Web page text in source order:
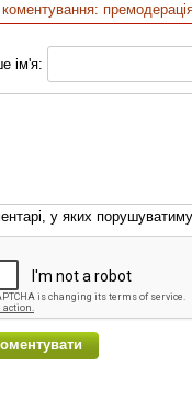
ім'я:
у яких